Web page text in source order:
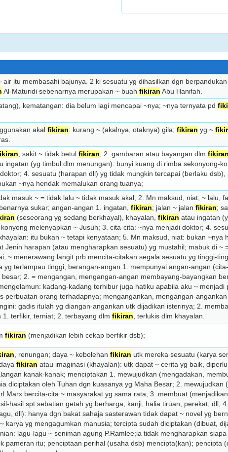
itu membasahi bajunya. 2 ki sesuatu yg dihasilkan dgn
Al-Maturidi sebenarnya merupakan ~ buah fikiran Abu Hanifah.
kematangan: dia belum lagi men­capai ~nya; ~nya ternyata pd
akal fikiran: kurang ~ (akalnya, otaknya) gila; fikiran yg ~
; sakit ~ tidak betul fikiran; 2. gambaran atau bayangan dlm fikiran
ingatan (yg timbul dlm menungan): bunyi kuang di rimba sekonyong-
4. sesuatu (harapan dll) yg tidak mung­kin tercapai (berlaku
~nya hendak memalukan orang tuanya;
masuk ~ = tidak lalu ~ tidak masuk akal; 2. Mn maksud, niat; ~ lalu,
sukar; angan-angan 1. ingatan, fikiran; jalan ~ jalan fikiran;
(sese­orang yg sedang berkhayal), khayalan, fikiran atau ingatan
mele­­nyap­­­­kan ~ Jusuh; 3. cita-cita: ~nya menjadi doktor; 4.
itu bukan ~ tetapi kenyataan; 5. Mn maksud, niat: bukan ~nya
Jenin harapan (atau mengharapkan sesuatu) yg mustahil; mabuk di ~
~ menerawang langit prb mencita-citakan segala sesuatu yg tinggi-
yg terlampau tinggi; berangan-angan 1. mempunyai angan-angan
2. = mengangan, mengangan-angan memba­yang-bayangkan
kadang-kadang terhibur juga hatiku apabila aku ~ menjadi
perbuatan orang terhadapnya; mengangankan, mengangan-angankan
gadis itulah yg diangan-angan­kan utk dijadikan isterinya; 2.
terfikir, terniat; 2. terbayang dlm fikiran , terlukis dlm khayalan.
fikiran (menjadikan lebih cekap berfikir dsb);
, renungan; daya ~ kebolehan fikiran utk mereka sesuatu (karya
fikiran atau imaginasi (khayalan): utk dapat ~ cerita yg baik,
kanak-kanak; menciptakan 1. mewujudkan (mengadakan,
diciptakan oleh Tuhan dgn kuasanya yg Maha Besar; 2. mewujudkan
Marx bercita-cita ~ masyarakat yg sama rata; 3. membuat
hasil spt sebatian getah yg berharga, kanji, halia tiruan, perekat, dll;
dll): hanya dgn bakat sahaja sasterawan tidak dapat ~ novel yg
karya yg mengagumkan manusia; tercipta sudah diciptakan (dibuat,
lagu-lagu ~ seniman agung P.Ramlee;ia tidak mengharapkan
pameran itu; penciptaan perihal (usaha dsb) mencipta(kan); pencipta